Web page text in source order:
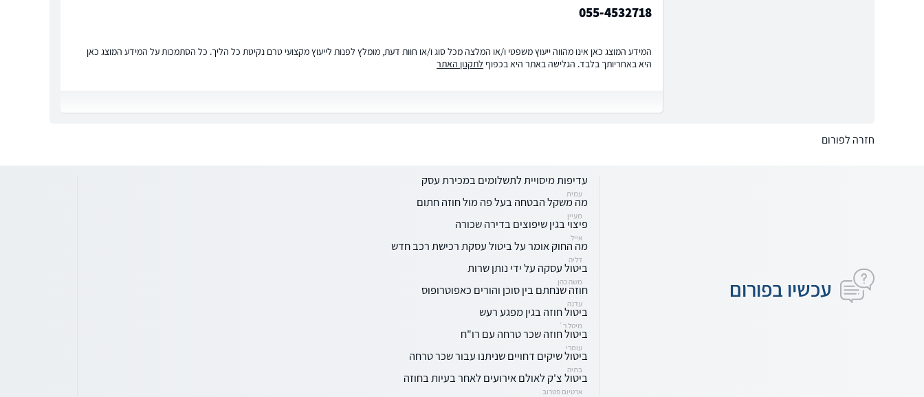
055-4532718
המידע המוצג כאן אינו מהווה ייעוץ משפטי ו/או המלצה מכל סוג ו/או חוות דעת, מומלץ לפנות לייעוץ מקצועי טרם נקיטת כל הליך. כל הסתמכות על המידע המוצג כאן
היא באחריותך בלבד. הגלישה באתר היא בכפוף לתקנון האתר
חזרה לפורום
עכשיו בפורום
עדיפות מיסויית לתשלומים במכירת עסק
עמית
מה משקל הבטחה בעל פה מול חוזה חתום
מעיין
פיצוי בגין שיפוצים בדירה שכורה
אייל
מה החוק אומר על ביטול עסקת רכישת רכב חדש
דליה
ביטול עסקה על ידי נותן שרות
משה כהן
חוזה שנחתם בין סוכן והורים כאפוטרופוס
עדנה
ביטול חוזה בגין מפגע רעש
מיטל ר`
ביטול חוזה שכר טרחה עם רו"ח
עומרי
ביטול שיקים דחויים שניתנו עבור שכר טרחה
בתיה
ביטול צ'ק לאולם אירועים לאחר בעיות בחוזה
ארטיום פטרוב